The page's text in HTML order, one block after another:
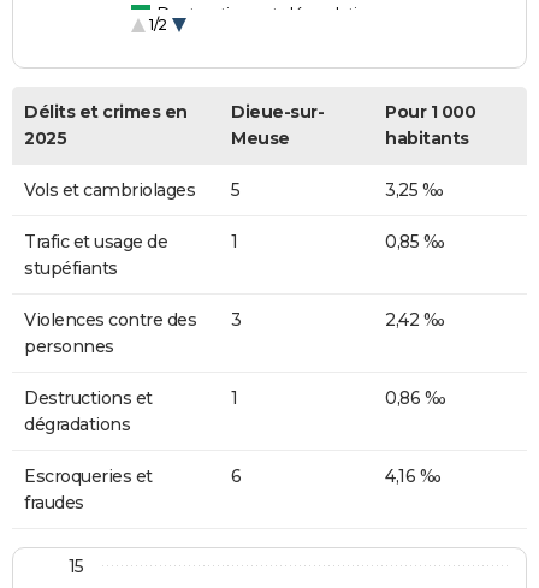
Destructions et dégradations
1/2
Délits et crimes en
2025
Dieue-sur-
Meuse
Pour 1 000
habitants
Vols et cambriolages 5 3,25 ‰
Trafic et usage de
stupéfiants
1 0,85 ‰
Violences contre des
personnes
3 2,42 ‰
Destructions et
dégradations
1 0,86 ‰
Escroqueries et
fraudes
6 4,16 ‰
15